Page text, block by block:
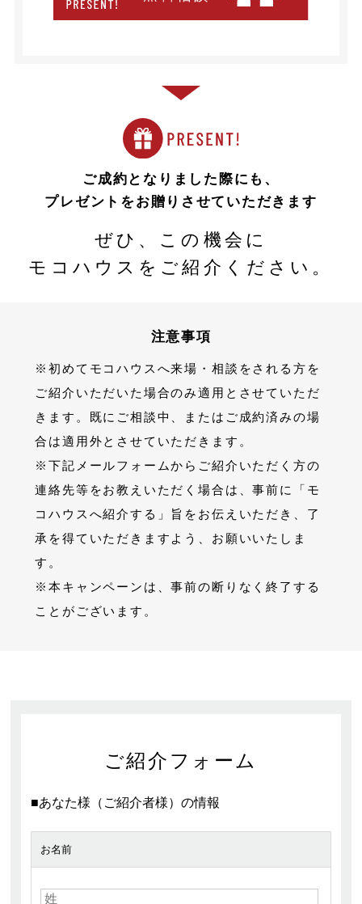
ご成約となりました際にも、
プレゼントをお贈りさせていただきます
ぜひ、この機会に
モコハウスをご紹介ください。
注意事項
※初めてモコハウスへ来場・相談をされる方を
ご紹介いただいた場合のみ適用とさせていただ
きます。既にご相談中、またはご成約済みの場
合は適用外とさせていただきます。
※下記メールフォームからご紹介いただく方の
連絡先等をお教えいただく場合は、事前に「モ
コハウスへ紹介する」旨をお伝えいただき、了
承を得ていただきますよう、お願いいたしま
す。
※本キャンペーンは、事前の断りなく終了する
ことがございます。
ご紹介フォーム
■あなた様（ご紹介者様）の情報
お名前